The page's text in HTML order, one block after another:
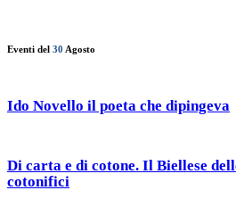
Eventi del 30 Agosto
Ido Novello il poeta che dipingeva
Di carta e di cotone. Il Biellese
cotonifici